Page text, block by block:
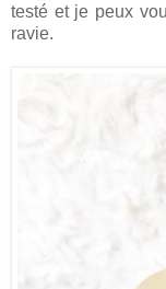
testé et je peux
ravie.